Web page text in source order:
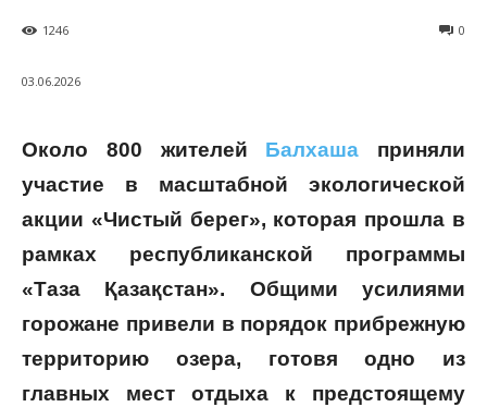
0
1246
03.06.2026
Около 800 жителей Балхаша приняли
участие в масштабной экологической
акции «Чистый берег», которая прошла в
рамках республиканской программы
«Таза Қазақстан». Общими усилиями
горожане привели в порядок прибрежную
территорию озера, готовя одно из
главных мест отдыха к предстоящему